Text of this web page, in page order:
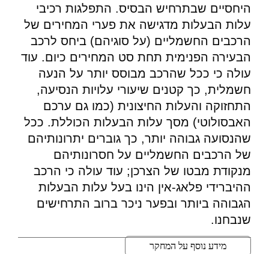
היחסיים שבתרחיש הבסיס. התפלגות רכיבי
עלות הבעלות מדגישה את פערי המחירים של
הרכבים החשמליים (על סוגיהם) ביחס לרכב
הבעירה הפנימית תחת סט המחירים כיום. עוד
עולה כי ככל שהרכב מבוסס יותר על הנעה
חשמלית, כך קטנים שיעורי עלויות הנסיעה,
התחזוקה והעלות החיצונית (כמו גם ערכם
האבסולוטי) מסך עלות הבעלות הכוללת. ככל
שהנסועה גבוהה יותר, כך גוברים יתרונותיהם
של הרכבים החשמליים על חסרונותיהם
מנקודת מבטו של הצרכן; עוד עולה כי הרכב
ההיברידי פלאג-אין הינו בעל עלות הבעלות
הגבוהה ביותר ובפער ניכר ברוב התרחישים
שנבחנו.
מידע נוסף על המחקר